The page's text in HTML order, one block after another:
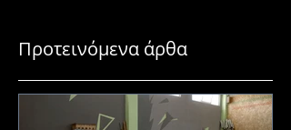
Προτεινόμενα άρθα